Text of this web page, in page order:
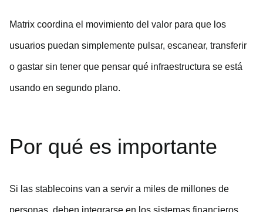
Matrix coordina el movimiento del valor para que los
usuarios puedan simplemente pulsar, escanear, transferir
o gastar sin tener que pensar qué infraestructura se está
usando en segundo plano.
Por qué es importante
Si las stablecoins van a servir a miles de millones de